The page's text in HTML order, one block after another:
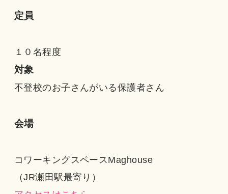
定員
１０名程度
対象
不登校のお子さんがいる保護者さん
会場
コワーキングスペースMaghouse
（JR瀬田駅最寄り）